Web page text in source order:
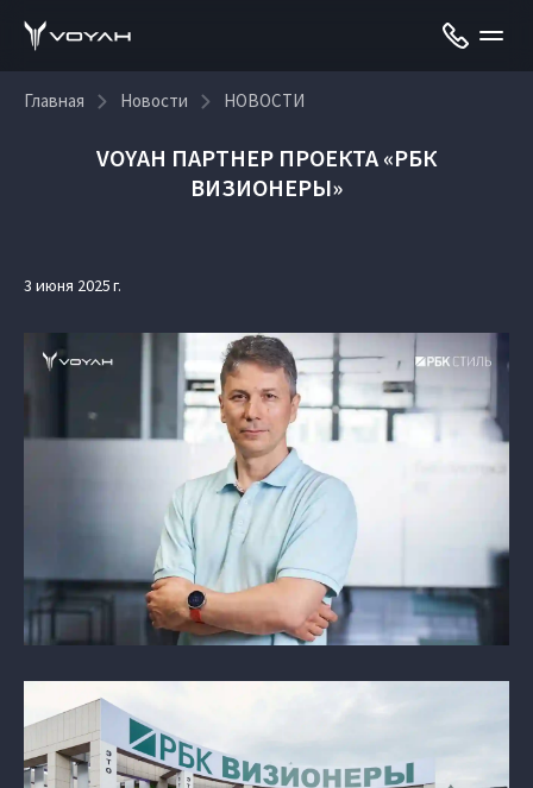
Главная Новости НОВОСТИ
VOYAH ПАРТНЕР ПРОЕКТА «РБК
ВИЗИОНЕРЫ»
3 июня 2025 г.